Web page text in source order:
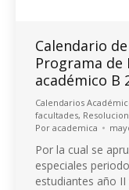
Calendario
Programa de
académico B
Calendarios
facultades,
Por academica
Por la cual se
especiales
estudiantes año